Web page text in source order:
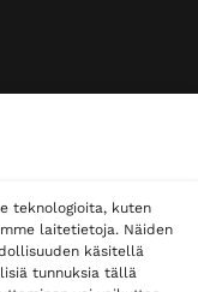
teknologioita, kuten
laitetietoja. Näiden
käsitellä
tunnuksia tällä